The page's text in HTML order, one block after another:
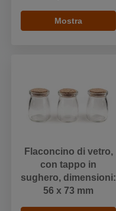
Mostra
Flaconcino di vetro,
con tappo in
sughero, dimensioni:
56 x 73 mm